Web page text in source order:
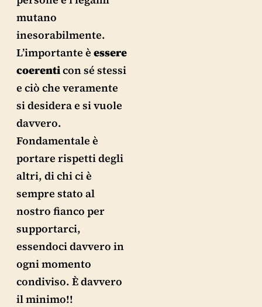
mutano
inesorabilmente.
L’importante è essere
coerenticon sé stessi
e ciò che veramente
si desidera e si vuole
davvero.
Fondamentale è
portare rispetti degli
altri, di chi ci è
sempre stato al
nostro fianco per
supportarci,
essendoci davvero in
ogni momento
condiviso. È davvero
il minimo!!